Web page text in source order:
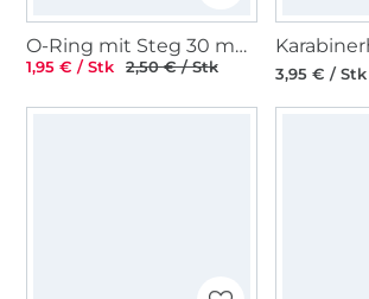
O-Ring mit Steg 30 mm, silber
1,95 € / Stk 2,50 € / Stk 3,95 € / Stk